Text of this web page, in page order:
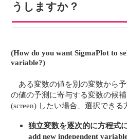
うしますか？
(How do you want SigmaPlot to
variable?)
ある変数の値を別の変数から
の値の予測に寄与する変数の候
(screen) したい場合、選択できる
独立変数を逐次的に方程式
add new independent